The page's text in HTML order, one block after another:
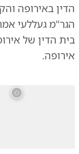
הדין באירופה
הגר"מ געללעי
בית הדין של
אירופה.